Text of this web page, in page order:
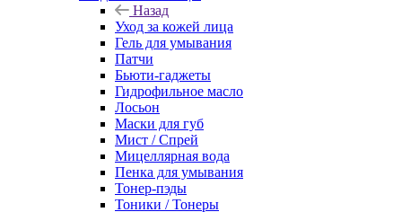
Назад
Уход за кожей лица
Гель для умывания
Патчи
Бьюти-гаджеты
Гидрофильное масло
Лосьон
Маски для губ
Мист / Спрей
Мицеллярная вода
Пенка для умывания
Тонер-пэды
Тоники / Тонеры